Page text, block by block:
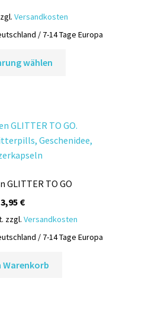
Versandkosten
/ 7-14 Tage Europa
wählen
auf.
Die
auf
Produktseite
werden
TO GO
3,95 €
zzgl. Versandkosten
/ 7-14 Tage Europa
Warenkorb